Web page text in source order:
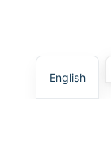
English